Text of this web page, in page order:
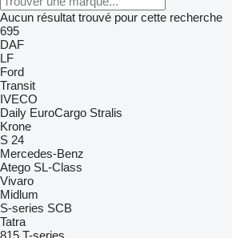
Aucun résultat trouvé pour cette recherche
695
DAF
LF
Ford
Transit
IVECO
Daily EuroCargo Stralis
Krone
S 24
Mercedes-Benz
Atego SL-Class
Vivaro
Midlum
S-series SCB
Tatra
815 T-series